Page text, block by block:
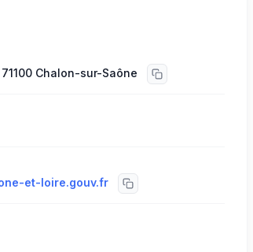
71100 Chalon-sur-Saône
et-loire.gouv.fr